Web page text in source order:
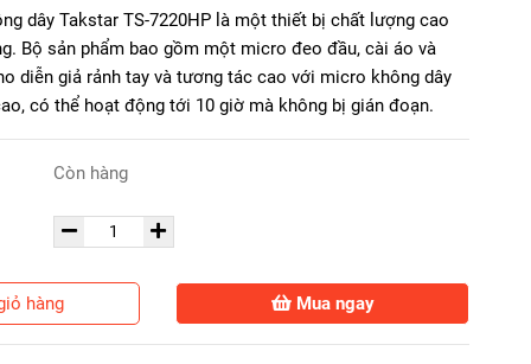
dây Takstar TS-7220HP là một thiết bị chất lượng cao
Bộ sản phẩm bao gồm một micro đeo đầu, cài áo và
diễn giả rảnh tay và tương tác cao với micro không dây
có thể hoạt động tới 10 giờ mà không bị gián đoạn.
Còn hàng
hàng Mua ngay